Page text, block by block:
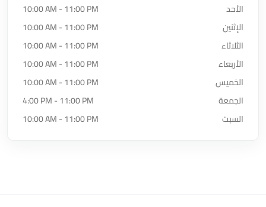
الأحد
10:00 AM - 11:00 PM
الإثنين
10:00 AM - 11:00 PM
الثلاثاء
10:00 AM - 11:00 PM
الأربعاء
10:00 AM - 11:00 PM
الخميس
10:00 AM - 11:00 PM
الجمعة
4:00 PM - 11:00 PM
السبت
10:00 AM - 11:00 PM